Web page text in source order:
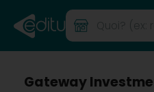
Gateway